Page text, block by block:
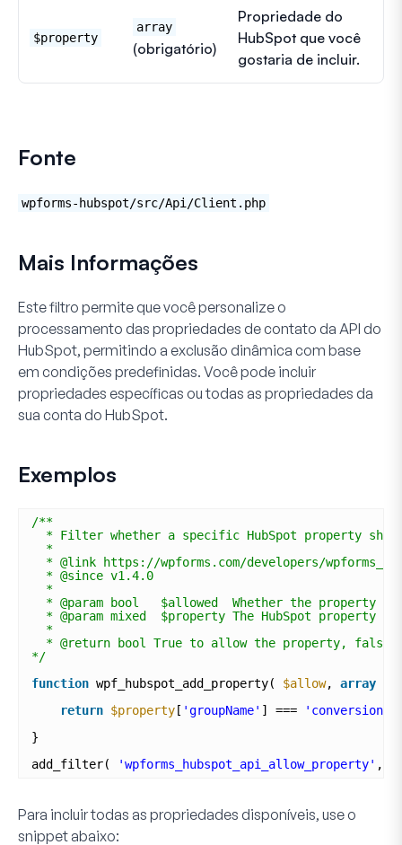
$property
array
(obrigatório)
Propriedade do
HubSpot que você
gostaria de incluir.
Fonte
wpforms-hubspot/src/Api/Client.php
Mais Informações
Este filtro permite que você personalize o
processamento das propriedades de contato da API do
HubSpot, permitindo a exclusão dinâmica com base
em condições predefinidas. Você pode incluir
propriedades específicas ou todas as propriedades da
sua conta do HubSpot.
Exemplos
/**
* Filter whether a specific HubSpot property
*
* @link https://wpforms.com/developers/
* @since v1.4.0
*
* @param bool   $allowed  Whether the
* @param mixed  $property The HubSpot property
*
* @return bool True to allow the property, false
*/
function wpf_hubspot_add_property( $allow, array
return $property[ 'groupName' ] ===
}
add_filter(
'wpforms_hubspot_api_allow_property' ,
Para incluir todas as propriedades disponíveis, use o
snippet abaixo: